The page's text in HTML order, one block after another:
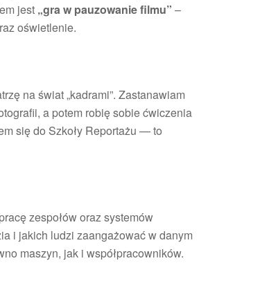
jest „gra w pauzowanie filmu” –
oświetlenie.
na świat „kadrami”. Zastanawiam
a potem robię sobie ćwiczenia
się do Szkoły Reportażu — to
zespołów oraz systemów
i jakich ludzi zaangażować w danym
maszyn, jak i współpracowników.